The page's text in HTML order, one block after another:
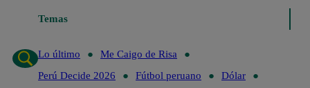
Temas
Lo último
Me Caigo de Risa
Perú Decide 2026
Fútbol peruano
Dólar